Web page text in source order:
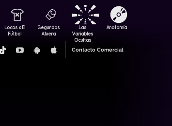
Locos x El
Fútbol
Segundos
Afuera
Las
Variables
Ocultas
Anatomía
Contacto Comercial